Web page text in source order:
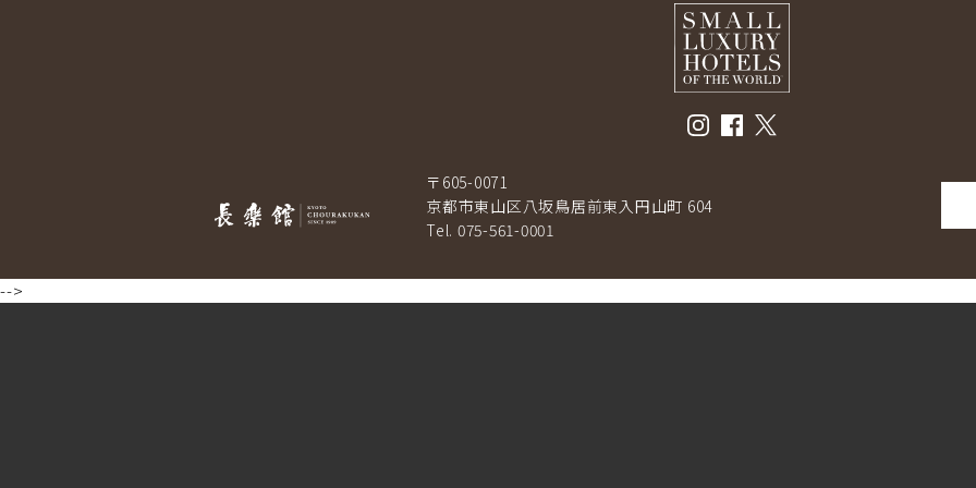
〒605-0071
京都市東山区八坂鳥居前東入円山町 604
Tel. 075-561-0001
-->